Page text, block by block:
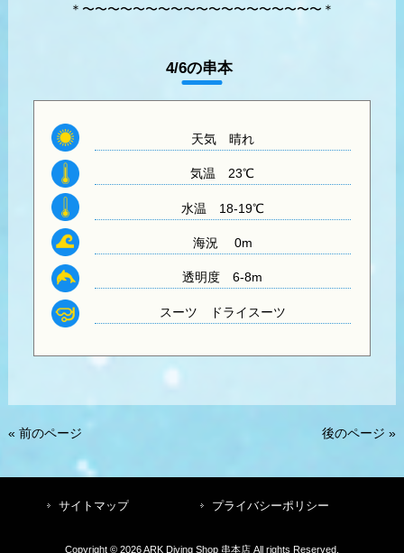
＊〜〜〜〜〜〜〜〜〜〜〜〜〜〜〜〜〜〜〜＊
4/6の串本
天気 晴れ
気温 23℃
水温 18-19℃
海況 0m
透明度 6-8m
スーツ ドライスーツ
« 前のページ 後のページ »
サイトマップ プライバシーポリシー
Copyright © 2026 ARK Diving Shop 串本店 All rights Reserved.